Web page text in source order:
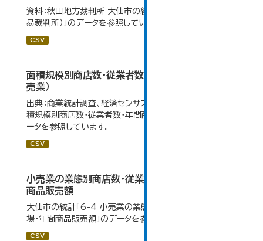
資料：秋田地方裁判所 大仙市の統計「12-14 民事事件（簡
易裁判所）」のデータを参照しています。
CSV
面積規模別商店数・従業者数・年間商品販売額（小
売業）
出典：商業統計調査、経済センサス。 大仙市の統計「6-5 面
積規模別商店数・従業者数・年間商品販売額（小売業）」のデ
ータを参照しています。
CSV
小売業の業態別商店数・従業者数・売場面積・年間
商品販売額
大仙市の統計「6-4 小売業の業態別商店数・従業者数・売
場・年間商品販売額」のデータを参照しています。
CSV